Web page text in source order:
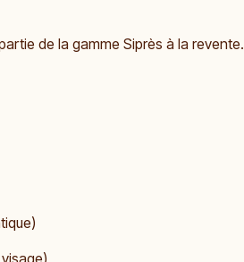
de la gamme Siprès à la revente.